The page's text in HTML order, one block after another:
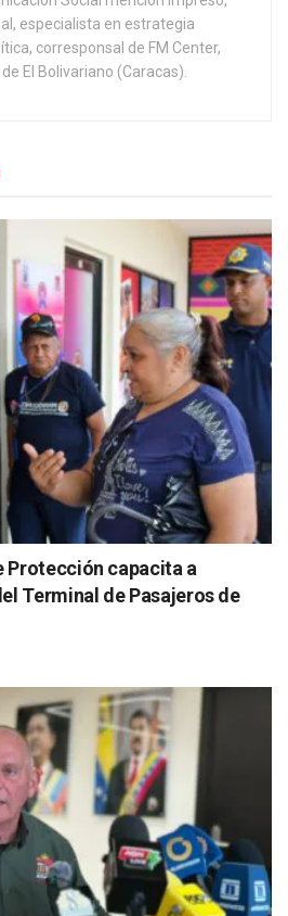
especialista en estrategia
corresponsal de FM Center,
El Bolivariano (Caracas).
Protección capacita a
Terminal de Pasajeros de